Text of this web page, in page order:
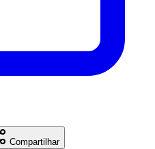
Compartilhar